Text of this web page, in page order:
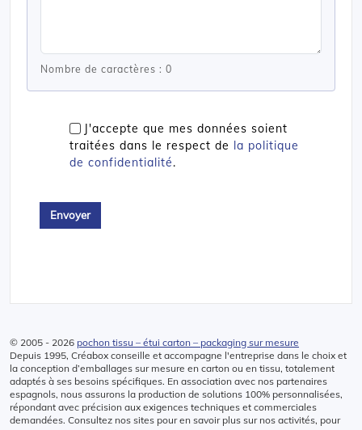
Nombre de caractères : 0
J'accepte que mes données soient
traitées dans le respect de la politique
de confidentialité.
© 2005 - 2026 pochon tissu – étui carton – packaging sur mesure
Depuis 1995, Créabox conseille et accompagne l'entreprise dans le choix et
la conception d’emballages sur mesure en carton ou en tissu, totalement
adaptés à ses besoins spécifiques. En association avec nos partenaires
espagnols, nous assurons la production de solutions 100% personnalisées,
répondant avec précision aux exigences techniques et commerciales
demandées. Consultez nos sites pour en savoir plus sur nos activités, pour